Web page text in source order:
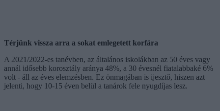
Térjünk vissza arra a sokat emlegetett korfára
A 2021/2022-es tanévben, az általános iskolákban az 50 éves vagy
annál idősebb korosztály aránya 48%, a 30 évesnél fiatalabbaké 6%
volt - áll az éves elemzésben. Ez önmagában is ijesztő, hiszen azt
jelenti, hogy 10-15 éven belül a tanárok fele nyugdíjas lesz.